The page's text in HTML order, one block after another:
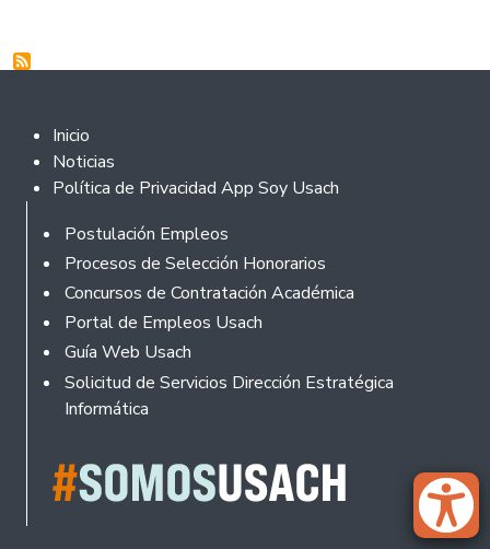
Footer 2
Inicio
Noticias
Política de Privacidad App Soy Usach
Rodapé
Postulación Empleos
Procesos de Selección Honorarios
Concursos de Contratación Académica
Portal de Empleos Usach
Guía Web Usach
Solicitud de Servicios Dirección Estratégica
Informática